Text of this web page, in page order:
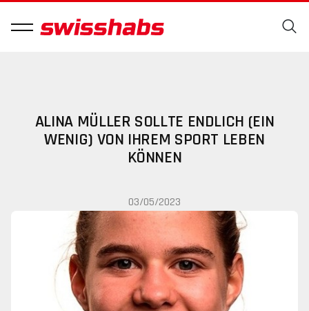
ALINA MÜLLER SOLLTE ENDLICH (EIN
WENIG) VON IHREM SPORT LEBEN
KÖNNEN
03/05/2023